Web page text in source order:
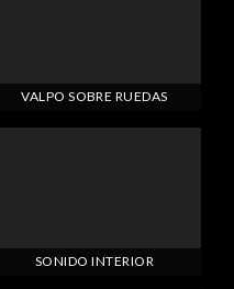
VALPO SOBRE RUEDAS
SONIDO INTERIOR